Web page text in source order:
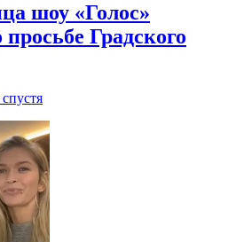
шоу «Голос»
Градского